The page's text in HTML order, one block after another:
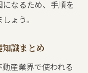
なるため、手順を
ょう。
識まとめ
産業界で使われる